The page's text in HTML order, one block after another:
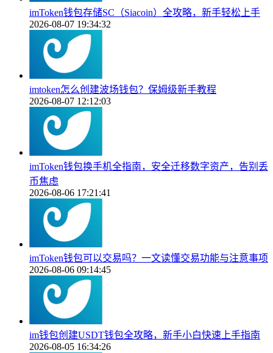
imToken钱包存储SC（Siacoin）全攻略，新手轻松上手
2026-08-07 19:34:32
imtoken怎么创建波场钱包？保姆级新手教程
2026-08-07 12:12:03
imToken钱包换手机全指南，安全迁移数字资产，告别丢
币焦虑
2026-08-06 17:21:41
imToken钱包可以交易吗？一文读懂交易功能与注意事项
2026-08-06 09:14:45
im钱包创建USDT钱包全攻略，新手小白快速上手指南
2026-08-05 16:34:26